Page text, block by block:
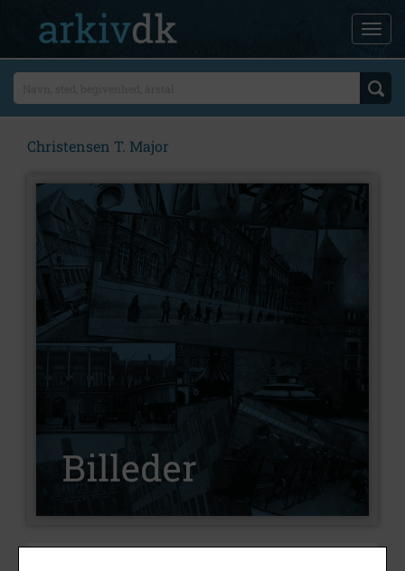
Christensen T. Major